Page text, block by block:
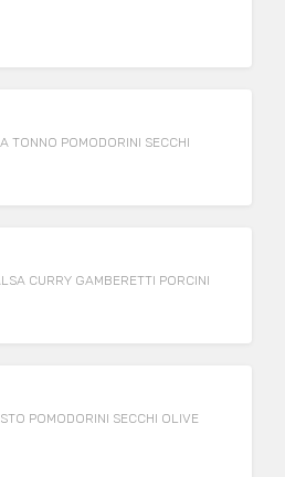
TONNO POMODORINI SECCHI
CURRY GAMBERETTI PORCINI
POMODORINI SECCHI OLIVE